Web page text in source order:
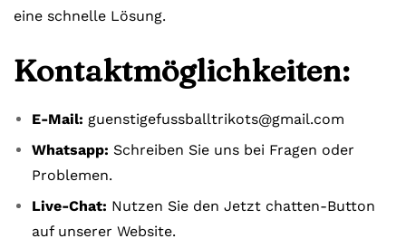
eine schnelle Lösung.
Kontaktmöglichkeiten:
E-Mail: guenstigefussballtrikots@gmail.com
Whatsapp: Schreiben Sie uns bei Fragen oder
Problemen.
Live-Chat: Nutzen Sie den Jetzt chatten-Button
auf unserer Website.